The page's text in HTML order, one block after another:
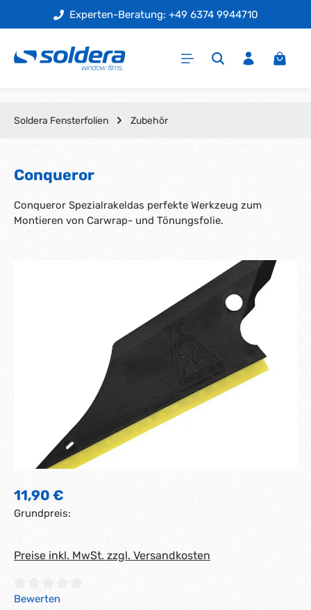
Zum Hauptinhalt springen
Experten-Beratung: +49 6374 9944710
Soldera Fensterfolien Zubehör
Conqueror
Conqueror Spezialrakeldas perfekte Werkzeug zum
Montieren von Carwrap- und Tönungsfolie.
Regulärer Preis:
11,90 €
Grundpreis:
Preise inkl. MwSt. zzgl. Versandkosten
Durchschnittliche Bewertung von 0 von 5 Sternen
Bewerten